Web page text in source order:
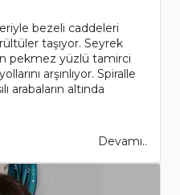
bezeli caddeleri
taşıyor. Seyrek
pekmez yüzlü tamirci
arşınlıyor. Spiralle
arabaların altında
Devamı..